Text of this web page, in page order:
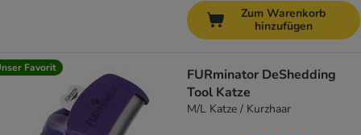
Zum Warenkorb
hinzufügen
Favorit
FURminator DeShedding
Tool Katze
M/L Katze / Kurzhaar